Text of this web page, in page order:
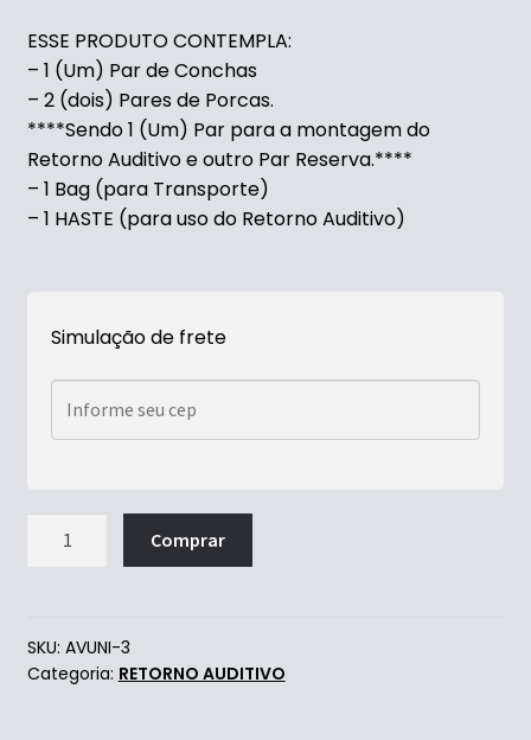
ESSE PRODUTO CONTEMPLA:
– 1 (Um) Par de Conchas
– 2 (dois) Pares de Porcas.
****Sendo 1 (Um) Par para a montagem do
Retorno Auditivo e outro Par Reserva.****
– 1 Bag (para Transporte)
– 1 HASTE (para uso do Retorno Auditivo)
Simulação de frete
Comprar
SKU: AVUNI-3
Categoria: RETORNO AUDITIVO